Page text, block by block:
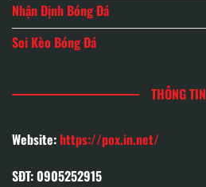
Nhận Định Bóng Đá
Soi Kèo Bóng Đá
THÔNG TIN
Website:https://pox.in.net/
SĐT: 0905252915